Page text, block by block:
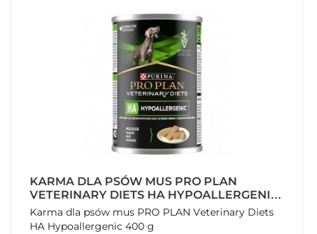
KARMA DLA PSÓW MUS PRO PLAN
VETERINARY DIETS HA HYPOALLERGENIC
400 G
Karma dla psów mus PRO PLAN Veterinary Diets
HA Hypoallergenic 400 g